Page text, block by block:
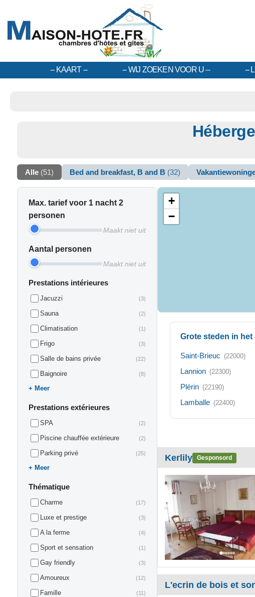
KAART WIJ ZOEKEN VOOR U
Alle (51) Bed and breakfast, B and B (32)
Max. tarief voor 1 nacht 2
personen
Maakt niet uit
Aantal personen
Maakt niet uit
Prestations intérieures
Jacuzzi (3)
Sauna (2)
Climatisation (1)
Frigo (3)
Salle de bains privée (22)
Baignoire (8)
Meer
Prestations extérieures
SPA (2)
Piscine chauffée extérieure (2)
Parking privé (25)
Meer
Thématique
Charme (17)
Luxe et prestige (3)
A la ferme (4)
Sport et sensation (1)
Gay friendly (3)
Amoureux (12)
Famille (11)
+
−
Grote steden in het
Saint-Brieuc (22000)
Lannion (22300)
Plérin (22190)
Lamballe (22400)
Kerlily Gesponsord
L'ecrin de bois et